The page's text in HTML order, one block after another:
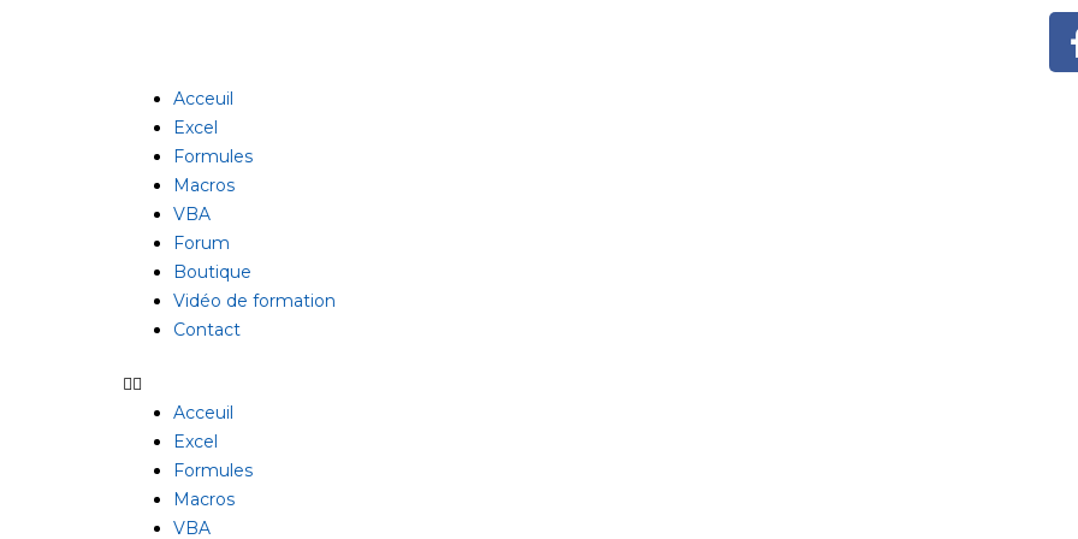
Acceuil
Excel
Formules
Macros
VBA
Forum
Boutique
Vidéo de formation
Contact
Acceuil
Excel
Formules
Macros
VBA